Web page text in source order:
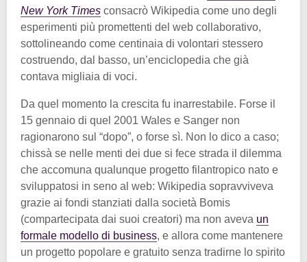
New York Times consacrò Wikipedia come uno degli
esperimenti più promettenti del web collaborativo,
sottolineando come centinaia di volontari stessero
costruendo, dal basso, un’enciclopedia che già
contava migliaia di voci.
Da quel momento la crescita fu inarrestabile. Forse il
15 gennaio di quel 2001 Wales e Sanger non
ragionarono sul “dopo”, o forse sì. Non lo dico a caso;
chissà se nelle menti dei due si fece strada il dilemma
che accomuna qualunque progetto filantropico nato e
sviluppatosi in seno al web: Wikipedia sopravviveva
grazie ai fondi stanziati dalla società Bomis
(compartecipata dai suoi creatori) ma non aveva un
formale modello di business, e allora come mantenere
un progetto popolare e gratuito senza tradirne lo spirito